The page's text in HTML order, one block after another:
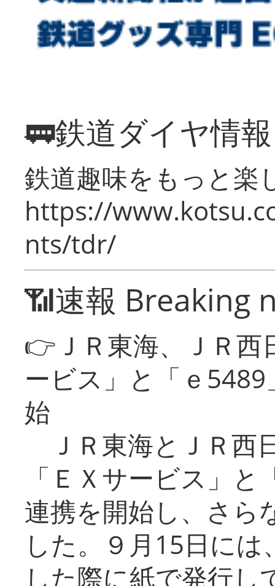
🚃鉄道ダイヤ情
鉄道趣味をもっと楽
https://
nts/tdr/
📶速報 Breaking
👉ＪＲ東海、ＪＲ
ービス」と「ｅ
始
ＪＲ東海とＪＲ西
「ＥＸサービス」
連携を開始し、さら
した。９月15日に
した際に紙で発行し